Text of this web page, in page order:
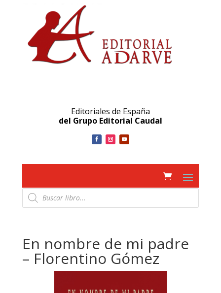
Editoriales de España
del Grupo Editorial Caudal
Búsqueda
de
productos
En nombre de mi padre
– Florentino Gómez